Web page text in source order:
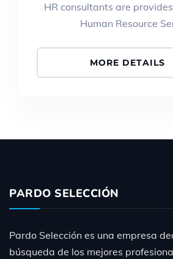
HR consultants are
Human Resource
MORE DETAILS
PARDO SELECCIÓN
Pardo Selección es una empresa
búsqueda de los mejores